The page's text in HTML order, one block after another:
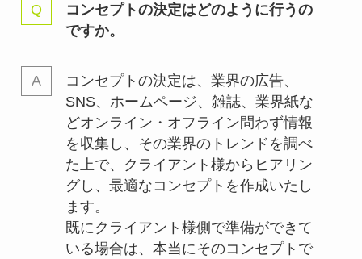
コンセプトの決定はどのように行うの
ですか。
コンセプトの決定は、業界の広告、
SNS、ホームページ、雑誌、業界紙な
どオンライン・オフライン問わず情報
を収集し、その業界のトレンドを調べ
た上で、クライアント様からヒアリン
グし、最適なコンセプトを作成いたし
ます。
既にクライアント様側で準備ができて
いる場合は、本当にそのコンセプトで